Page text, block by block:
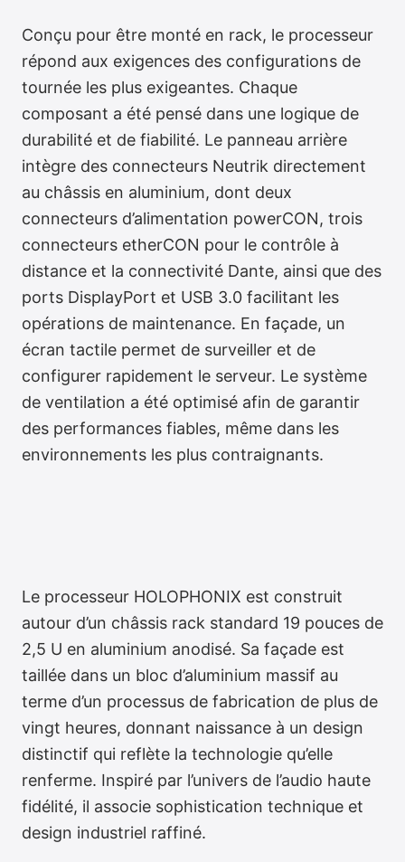
English
Conçu pour être monté en rack, le processeur
répond aux exigences des configurations de
tournée les plus exigeantes. Chaque
composant a été pensé dans une logique de
durabilité et de fiabilité. Le panneau arrière
intègre des connecteurs Neutrik directement
au châssis en aluminium, dont deux
connecteurs d’alimentation powerCON, trois
connecteurs etherCON pour le contrôle à
distance et la connectivité Dante, ainsi que des
ports DisplayPort et USB 3.0 facilitant les
opérations de maintenance. En façade, un
écran tactile permet de surveiller et de
configurer rapidement le serveur. Le système
de ventilation a été optimisé afin de garantir
des performances fiables, même dans les
environnements les plus contraignants.
Le processeur HOLOPHONIX est construit
autour d’un châssis rack standard 19 pouces de
2,5 U en aluminium anodisé. Sa façade est
taillée dans un bloc d’aluminium massif au
terme d’un processus de fabrication de plus de
vingt heures, donnant naissance à un design
distinctif qui reflète la technologie qu’elle
renferme. Inspiré par l’univers de l’audio haute
fidélité, il associe sophistication technique et
design industriel raffiné.